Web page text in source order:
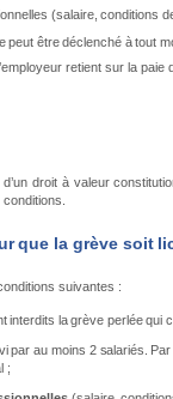
(salaire, conditions
peut être déclenché à tout
retient sur la
droit à valeur
que la grève soit
suivantes :
interdits la grève perlée qui
par au moins 2 salariés.
;